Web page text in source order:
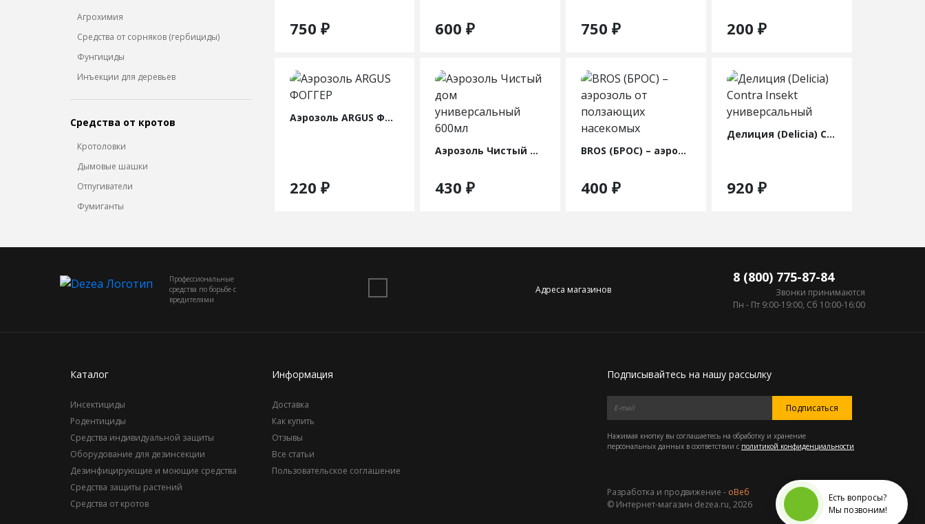
Агрохимия
Средства от сорняков (гербициды)
Фунгициды
Инъекции для деревьев
Средства от кротов
Кротоловки
Дымовые шашки
Отпугиватели
Фумиганты
750 ₽ 600₽ 750₽ 200₽
Аэрозоль ARGUS ФОГГЕР
220 ₽
Аэрозоль Чистый дом универсальный 600мл
430₽
BROS (БРОС) – аэрозоль от ползающих насекомых
400₽
Делиция (Delicia) Contra Insekt универсальный
920₽
Профессиональные
средства по борьбе с
вредителями
Адреса магазинов
8 (800) 775-87-84
Звонки принимаются
Пн - Пт 9:00-19:00, Сб 10:00-16:00
Каталог
Инсектициды
Родентициды
Средства индивидуальной защиты
Оборудование для дезинсекции
Дезинфицирующие и моющие средства
Средства защиты растений
Средства от кротов
Информация
Доставка
Как купить
Отзывы
Все статьи
Пользовательское соглашение
Подписывайтесь на нашу рассылку
Подписаться
Нажимая кнопку вы соглашаетесь на обработку и хранение
персональных данных в соответствии с политикой конфиденциальности
Разработка и продвижение - оВеб
© Интернет-магазин dezea.ru, 2026
Есть вопросы?
Мы позвоним!